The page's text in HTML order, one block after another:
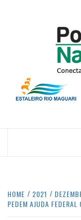
CONECTANDO A
HOME 2021
PEDEM AJUDA FEDERAL